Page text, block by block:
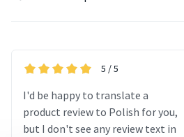
5 / 5
I'd be happy to translate a
product review to Polish for you,
but I don't see any review text in